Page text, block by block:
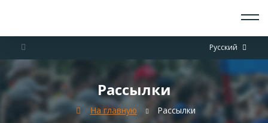
Русский
О СКАУТАХ
ПРИСОЕДИНИТЬСЯ
НОВОСТИ
СОБЫТИЯ
ДОКУМЕНТЫ
Рассылки
На главную Рассылки